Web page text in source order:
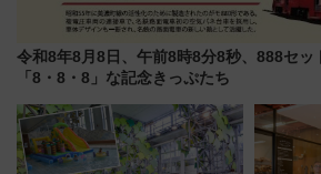
令和8年8月8日、午前8時8分8秒、888セ
「8・8・8」な記念きっぷたち